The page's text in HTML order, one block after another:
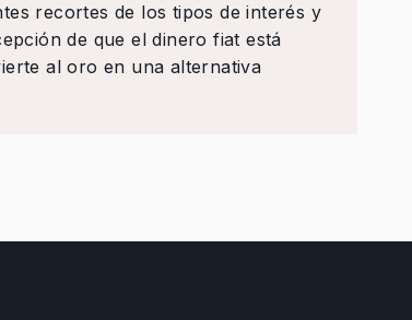
recortes de los tipos de interés y
de que el dinero fiat está
al oro en una alternativa